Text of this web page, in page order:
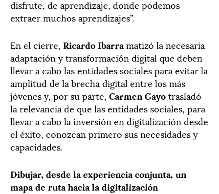
disfrute, de aprendizaje, donde podemos
extraer muchos aprendizajes”.
En el cierre, Ricardo Ibarra matizó la necesaria
adaptación y transformación digital que deben
llevar a cabo las entidades sociales para evitar la
amplitud de la brecha digital entre los más
jóvenes y, por su parte, Carmen Gayotrasladó
la relevancia de que las entidades sociales, para
llevar a cabo la inversión en digitalización desde
el éxito, conozcan primero sus necesidades y
capacidades.
Dibujar, desde la experiencia conjunta, un
mapa de ruta hacia la digitalización